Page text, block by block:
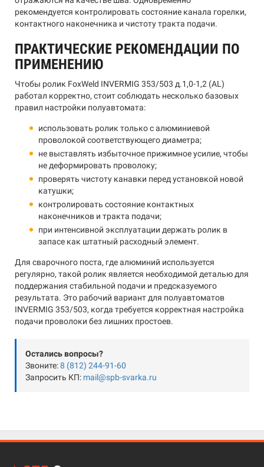
рекомендуется контролировать состояние канала горелки,
контактного наконечника и чистоту тракта подачи.
ПРАКТИЧЕСКИЕ РЕКОМЕНДАЦИИ ПО
ПРИМЕНЕНИЮ
Чтобы ролик FoxWeld INVERMIG 353/503 д.1,0-1,2 (AL)
работал корректно, стоит соблюдать несколько базовых
правил настройки полуавтомата:
использовать ролик только с алюминиевой
проволокой соответствующего диаметра;
не выставлять избыточное прижимное усилие, чтобы
не деформировать проволоку;
проверять чистоту канавки перед установкой новой
катушки;
контролировать состояние контактных
наконечников и тракта подачи;
при интенсивной эксплуатации держать ролик в
запасе как штатный расходный элемент.
Для сварочного поста, где алюминий используется
регулярно, такой ролик является необходимой деталью для
поддержания стабильной подачи и предсказуемого
результата. Это рабочий вариант для полуавтоматов
INVERMIG 353/503, когда требуется корректная настройка
подачи проволоки без лишних простоев.
Остались вопросы?
Звоните:8 (812) 244-91-60
Запросить КП: mail@spb-svarka.ru